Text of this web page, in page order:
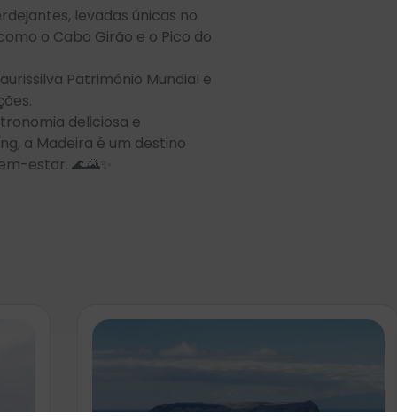
levadas únicas no
o Cabo Girão e o Pico do
Património Mundial e
deliciosa e
a Madeira é um destino
estar. 🌊🌄✨